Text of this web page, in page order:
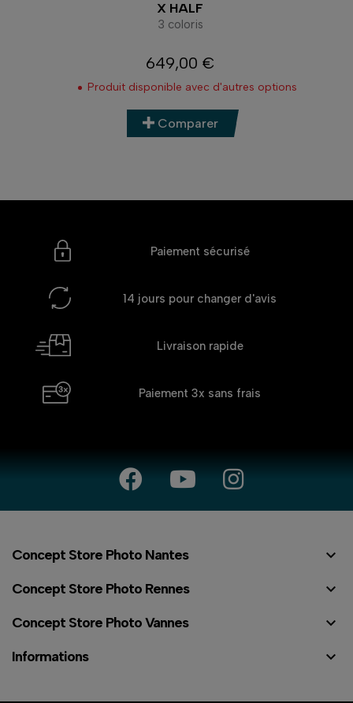
X HALF
3 coloris
Prix
649,00 €
Produit disponible avec d'autres options
Comparer
Paiement sécurisé
14 jours pour changer d'avis
Livraison rapide
Paiement 3x sans frais
Concept Store Photo Nantes 
Concept Store Photo Rennes 
Concept Store Photo Vannes 
Informations 